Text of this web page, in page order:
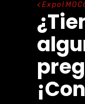
ExpoIMOC